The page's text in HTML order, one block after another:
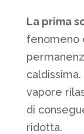
La prima
fenomeno
vapore
di
ridotta.